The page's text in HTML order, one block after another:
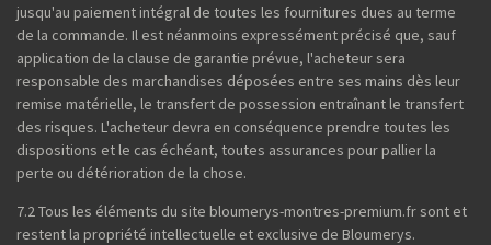
jusqu'au paiement intégral de toutes les fournitures dues au terme
de la commande. Il est néanmoins expressément précisé que, sauf
application de la clause de garantie prévue, l'acheteur sera
responsable des marchandises déposées entre ses mains dès leur
remise matérielle, le transfert de possession entraînant le transfert
des risques. L'acheteur devra en conséquence prendre toutes les
dispositions et le cas échéant, toutes assurances pour pallier la
perte ou détérioration de la chose.
7.2 Tous les éléments du site bloumerys-montres-premium.fr sont et
restent la propriété intellectuelle et exclusive de Bloumerys.